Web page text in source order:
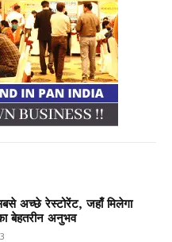
अच्छे रेस्टोरेंट, जहाँ मिलेगा
बेहतरीन अनुभव